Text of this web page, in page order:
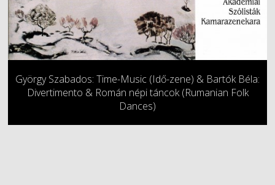
György Szabados: Time-Music (Idő-zene) & Bartók Béla:
Divertimento & Román népi táncok (Rumanian Folk
Dances)